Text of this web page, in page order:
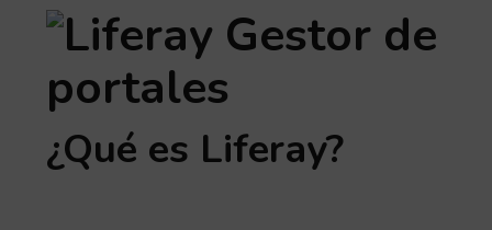
¿Qué es Liferay?